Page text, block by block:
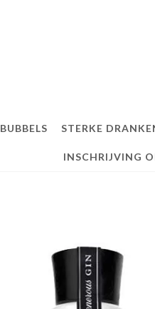
BUBBELS STERKE
INSCHRIJVING